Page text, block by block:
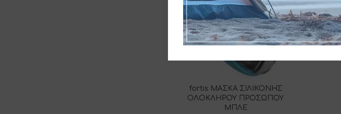
fortis ΜΑΣΚΑ ΣΙΛΙΚΟΝΗΣ
ΟΛΟΚΛΗΡΟΥ ΠΡΟΣΩΠΟΥ
ΜΠΛΕ